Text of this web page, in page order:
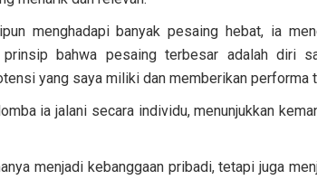
menghadapi banyak pesaing hebat, ia
prinsip bahwa pesaing terbesar adalah diri
yang saya miliki dan memberikan performa
ia jalani secara individu, menunjukkan
menjadi kebanggaan pribadi, tetapi juga